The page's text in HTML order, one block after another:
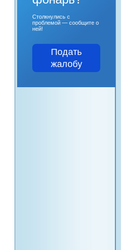
Столкнулись с
проблемой — сообщите о
ней!
Подать
жалобу